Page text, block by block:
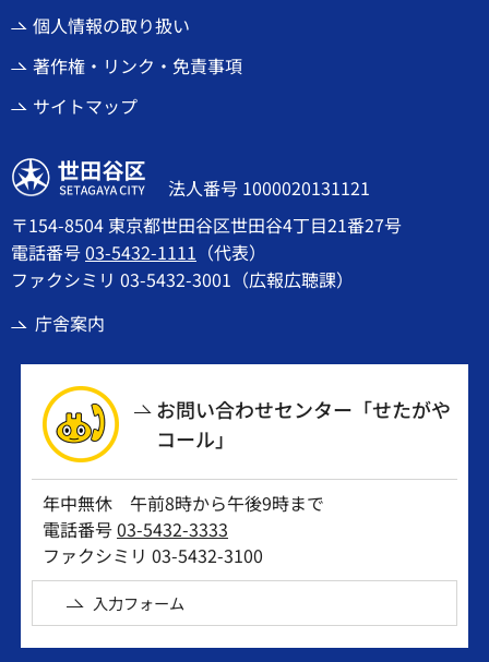
個人情報の取り扱い
著作権・リンク・免責事項
サイトマップ
世田谷区
法人番号 1000020131121
〒154-8504 東京都世田谷区世田谷4丁目21番27号
電話番号03-5432-1111 （代表）
ファクシミリ 03-5432-3001（広報広聴課）
庁舎案内
お問い合わせセンター「せたがや
コール」
年中無休 午前8時から午後9時まで
電話番号03-5432-3333
ファクシミリ 03-5432-3100
入力フォーム